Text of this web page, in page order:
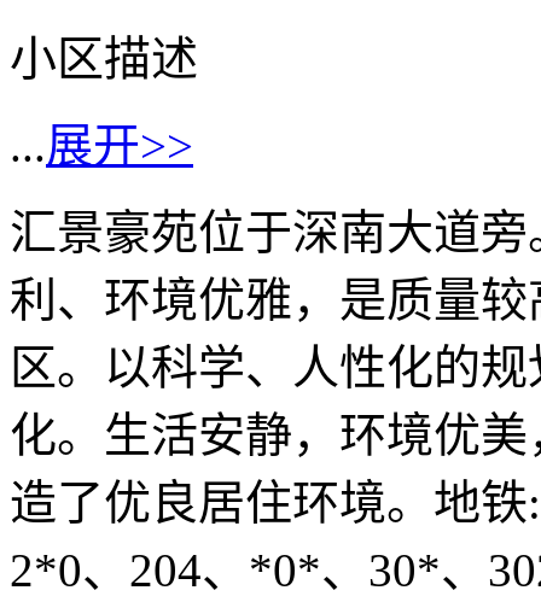
小区描述
...展开>>
汇景豪苑位于深南大道
利、环境优雅，是质量
区。以科学、人性化的
化。生活安静，环境优
造了优良居住环境。地
2*0、204、*0*、30*、